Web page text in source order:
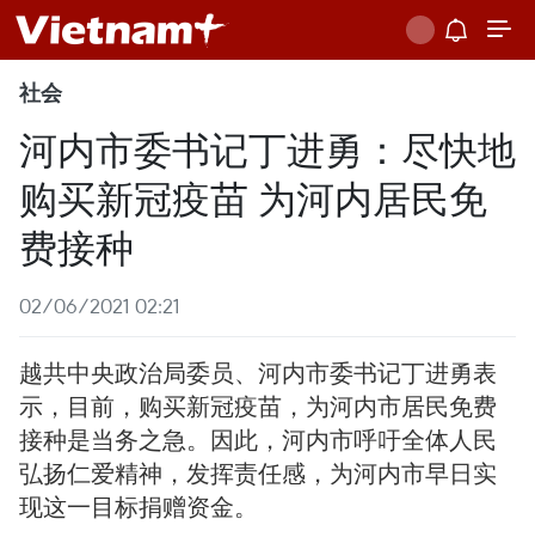
社会
河内市委书记丁进勇：尽快地
购买新冠疫苗 为河内居民免
费接种
02/06/2021 02:21
越共中央政治局委员、河内市委书记丁进勇表
示，目前，购买新冠疫苗，为河内市居民免费
接种是当务之急。因此，河内市呼吁全体人民
弘扬仁爱精神，发挥责任感，为河内市早日实
现这一目标捐赠资金。